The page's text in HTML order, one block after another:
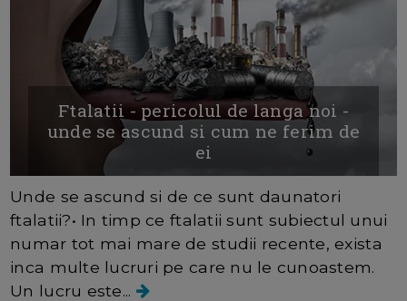
Ftalatii - pericolul de langa noi -
unde se ascund si cum ne ferim de
ei
Unde se ascund si de ce sunt daunatori
ftalatii?• In timp ce ftalatii sunt subiectul unui
numar tot mai mare de studii recente, exista
inca multe lucruri pe care nu le cunoastem.
Un lucru este...